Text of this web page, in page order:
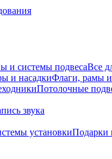
и системы подвесаВсе
и насадкиФлаги, рамы и
Потолочные
звука
установкиПодарки